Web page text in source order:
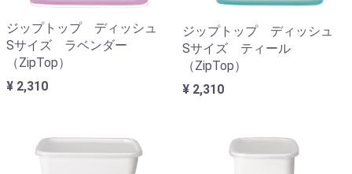
ジップトップ ディッシュ
Sサイズ ラベンダー
（ZipTop）
¥ 2,310
ジップトップ ディッシュ
Sサイズ ティール
（ZipTop）
¥ 2,310